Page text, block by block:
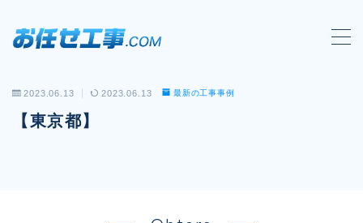
MENU
会社概要
2023.06.13 2023.06.13 最新の工事事例
【東京都】